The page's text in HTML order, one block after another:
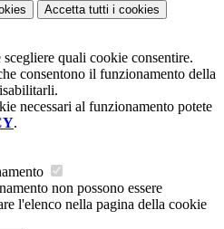
Accetta tutti i cookies
quali cookie consentire.
consentono il funzionamento della
necessari al funzionamento potete
.
non possono essere
l'elenco nella pagina della cookie